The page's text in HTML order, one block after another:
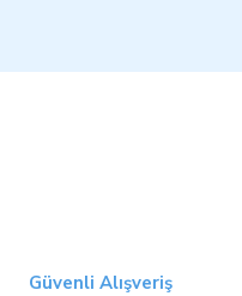
Güvenli Alışveriş